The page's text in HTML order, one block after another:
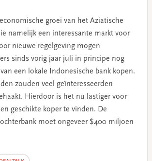
groei van het Aziatische
namelijk een interessante markt voor
nieuwe regelgeving mogen
sinds vorig jaar juli in principe nog
een lokale Indonesische bank kopen.
zouden veel geïnteresseerden
Hierdoor is het nu lastiger voor
geschikte koper te vinden. De
moet ongeveer $400 miljoen